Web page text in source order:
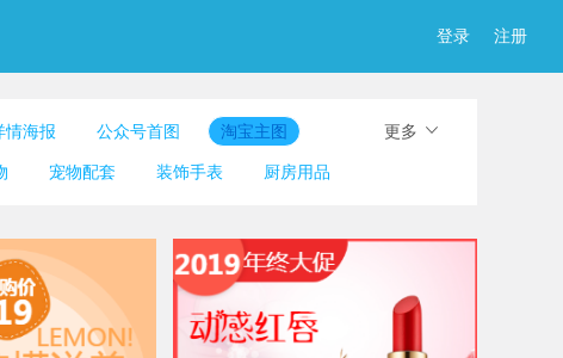
登录 注册
情海报 公众号首图
淘宝主图
图 简历 淘宝详情页
产品展示图
更多
宠物配套 装饰手表 厨房用品